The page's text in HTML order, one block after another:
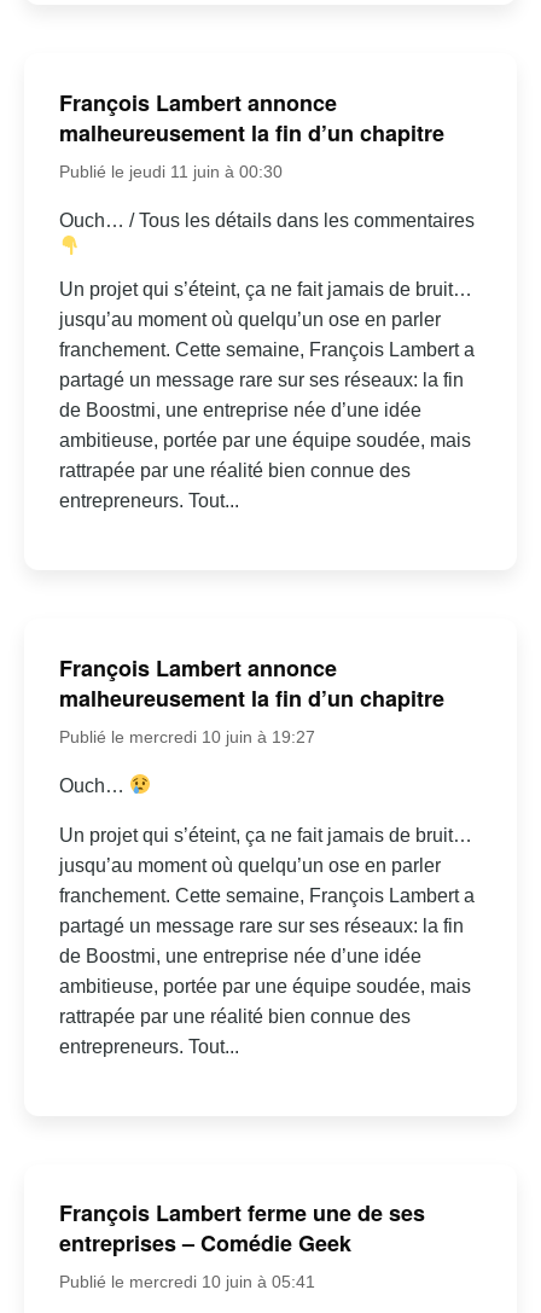
François Lambert annonce
malheureusement la fin d’un chapitre
Publié le jeudi 11 juin à 00:30
Ouch… / Tous les détails dans les commentaires
Un projet qui s’éteint, ça ne fait jamais de bruit…
jusqu’au moment où quelqu’un ose en parler
franchement. Cette semaine, François Lambert a
partagé un message rare sur ses réseaux: la fin
de Boostmi, une entreprise née d’une idée
ambitieuse, portée par une équipe soudée, mais
rattrapée par une réalité bien connue des
entrepreneurs. Tout...
François Lambert annonce
malheureusement la fin d’un chapitre
Publié le mercredi 10 juin à 19:27
Ouch…
Un projet qui s’éteint, ça ne fait jamais de bruit…
jusqu’au moment où quelqu’un ose en parler
franchement. Cette semaine, François Lambert a
partagé un message rare sur ses réseaux: la fin
de Boostmi, une entreprise née d’une idée
ambitieuse, portée par une équipe soudée, mais
rattrapée par une réalité bien connue des
entrepreneurs. Tout...
François Lambert ferme une de ses
entreprises – Comédie Geek
Publié le mercredi 10 juin à 05:41